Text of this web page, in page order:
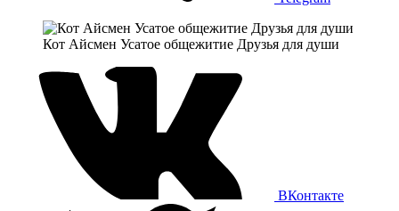
Кот Айсмен Усатое общежитие Друзья для души
ВКонтакте